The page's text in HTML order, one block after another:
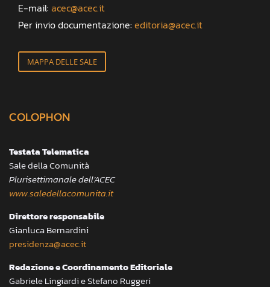
E-mail: acec@acec.it
Per invio documentazione: editoria@acec.it
MAPPA DELLE SALE
COLOPHON
Testata Telematica
Sale della Comunità
Plurisettimanale dell’ACEC
www.saledellacomunita.it
Direttore responsabile
Gianluca Bernardini
presidenza@acec.it
Redazione e Coordinamento Editoriale
Gabriele Lingiardi e Stefano Ruggeri